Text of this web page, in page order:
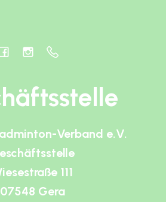
Verband e.V.
111
07548 Gera